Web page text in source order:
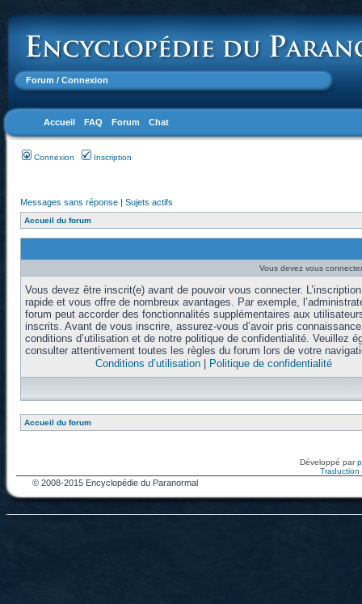
Forum / Connexion
Accueil FAQ Forum Chat
Connexion Inscription
Messages sans réponse | Sujets actifs
Accueil du forum
Vous devez vous
Vous devez être inscrit(e) avant de pouvoir vous connecter.
rapide et vous offre de nombreux avantages. Par exemple,
forum peut accorder des fonctionnalités supplémentaires aux
inscrits. Avant de vous inscrire, assurez-vous d’avoir pris
conditions d’utilisation et de notre politique de confidentialité. Veuillez
consulter attentivement toutes les règles du forum lors de votre
Conditions d’utilisation| Politique de confidentialité
Accueil du forum
Développé par
Traduction
© 2008-2015 Encyclopédie du Paranormal